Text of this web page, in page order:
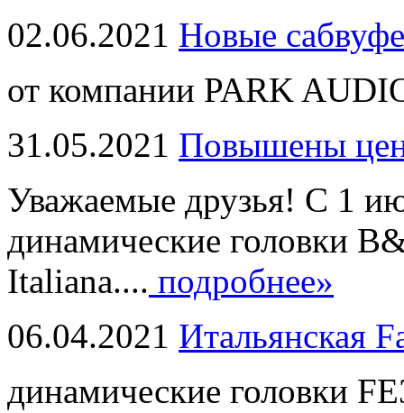
02.06.2021 Новые
от компании PARK
31.05.2021 Повышены
Уважаемые друзья! С 1
динамические головки
Italiana.... подробнее»
06.04.2021 Итальянская
динамические головки